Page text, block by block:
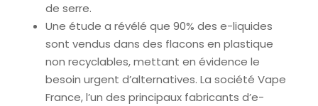
de serre.
Une étude a révélé que 90% des e-liquides
sont vendus dans des flacons en plastique
non recyclables, mettant en évidence le
besoin urgent d’alternatives. La société Vape
France, l’un des principaux fabricants d’e-